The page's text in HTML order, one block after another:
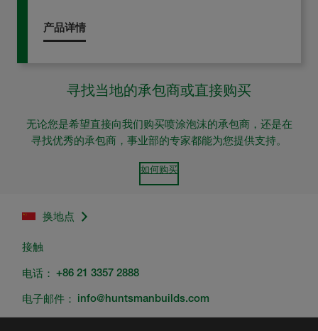
产品详情
寻找当地的承包商或直接购买
无论您是希望直接向我们购买喷涂泡沫的承包商，还是在
寻找优秀的承包商，事业部的专家都能为您提供支持。
如何购买
换地点
接触
电话： +86 21 3357 2888
电子邮件： info@huntsmanbuilds.com